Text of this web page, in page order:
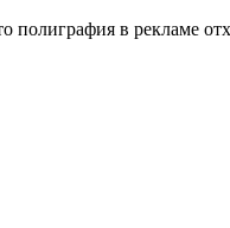
в рекламе